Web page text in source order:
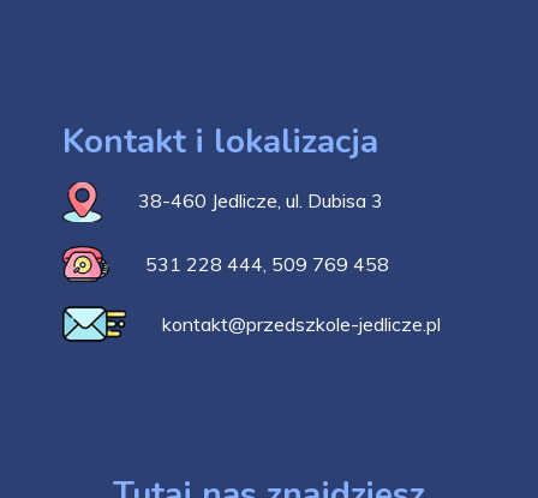
Kontakt i lokalizacja
38-460 Jedlicze, ul. Dubisa 3
531 228 444 509 769 458
kontakt@przedszkole-jedlicze.pl